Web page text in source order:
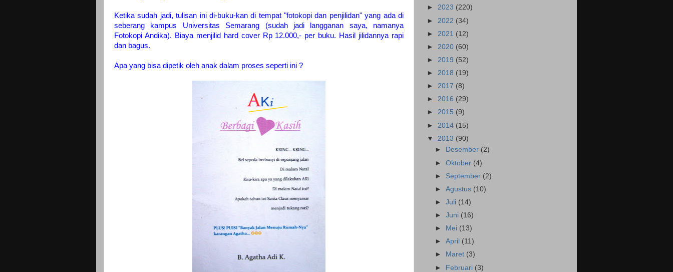
Ketika sudah jadi, tulisan ini di-buku-kan di tempat "fotokopi dan penjilidan" yang ada di
seberang kampus Universitas Semarang (sudah jadi langganan saya, namanya
Fotokopi Andika). Biaya menjilid hard cover Rp 12.000,- per buku. Hasil jilidannya rapi
dan bagus.
Apa yang bisa dipetik oleh anak dalam proses seperti ini ?
► 2023 (220)
► 2022 (34)
► 2021 (12)
► 2020 (60)
► 2019 (52)
► 2018 (19)
► 2017 (8)
► 2016 (29)
► 2015 (9)
► 2014 (15)
▼ 2013 (90)
►
Desember (2)
►Oktober (4)
► September (2)
►Agustus (10)
►Juli (14)
►Juni (16)
►
Mei (13)
►April (11)
►
Maret (3)
► Februari (3)